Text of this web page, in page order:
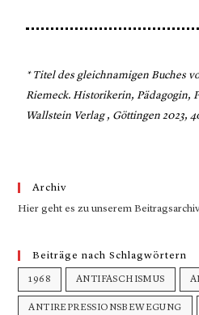
* Titel des gleichnamigen Buches
Riemeck. Historikerin, Pädagogin,
Wallstein Verlag , Göttingen 2023,
Archiv
Hier geht es zu unserem
Beiträge nach Schlagwörtern
1968 ANTIFASCHISMUS
ANTIREPRESSIONSBEWEGUNG